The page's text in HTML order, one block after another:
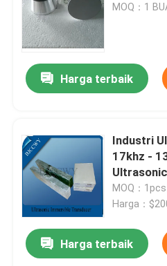
MOQ：1
Harga terbaik
Industri
17khz -
MOQ：1pcs
Harga：
Harga terbaik